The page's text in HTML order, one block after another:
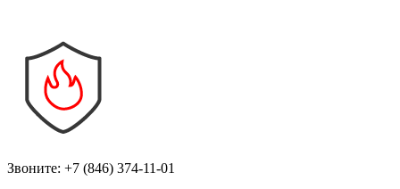
Звоните: +7 (846) 374-11-01